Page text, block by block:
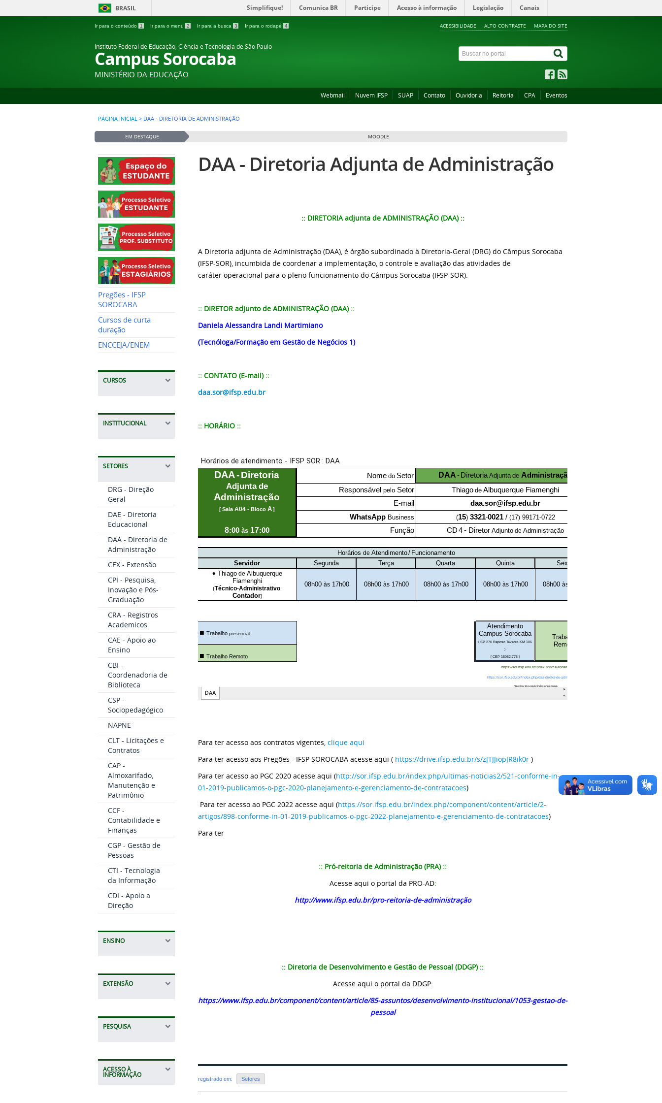
BRASIL Simplifique! Comunica BR Participe Acesso à informação Legislação Canais
Ir para o conteúdo 1 Ir para o menu 2 Ir para a busca 3 Ir para o rodapé 4 ACESSIBILIDADE ALTO CONTRASTE MAPA DO SITE
Instituto Federal de Educação, Ciência e Tecnologia de São Paulo
Campus Sorocaba
MINISTÉRIO DA EDUCAÇÃO
Webmail Nuvem IFSP SUAP Contato Ouvidoria Reitoria CPA Eventos
PÁGINA INICIAL > DAA - DIRETORIA DE ADMINISTRAÇÃO
EM DESTAQUE MOODLE
Pregões - IFSP
SOROCABA
Cursos de curta
duração
ENCCEJA/ENEM
CURSOS
INSTITUCIONAL
SETORES
DRG - Direção
Geral
DAE - Diretoria
Educacional
DAA - Diretoria de
Administração
CEX - Extensão
CPI - Pesquisa,
Inovação e Pós-
Graduação
CRA - Registros
Academicos
CAE - Apoio ao
Ensino
CBI -
Coordenadoria de
Biblioteca
CSP -
Sociopedagógico
NAPNE
CLT - Licitações e
Contratos
CAP -
Almoxarifado,
Manutenção e
Patrimônio
CCF -
Contabilidade e
Finanças
CGP - Gestão de
Pessoas
CTI - Tecnologia
da Informação
CDI - Apoio a
Direção
ENSINO
EXTENSÃO
PESQUISA
ACESSO À
INFORMAÇÃO
DAA - Diretoria Adjunta de Administração
:: DIRETORIA adjunta de ADMINISTRAÇÃO (DAA) ::
A Diretoria adjunta de Administração (DAA), é órgão subordinado à Diretoria-Geral (DRG) do Câmpus Sorocaba
(IFSP-SOR), incumbida de coordenar a implementação, o controle e avaliação das atividades de
caráter operacional para o pleno funcionamento do Câmpus Sorocaba (IFSP-SOR).
:: DIRETOR adjunto de ADMINISTRAÇÃO (DAA)::
Daniela Alessandra Landi Martimiano
(Tecnóloga/Formação em Gestão de Negócios 1)
:: CONTATO (E-mail)::
daa.sor@ifsp.edu.br
:: HORÁRIO ::
Para ter acesso aos contratos vigentes, clique aqui
Para ter acesso aos Pregões - IFSP SOROCABA acesse aqui ( https://drive.ifsp.edu.br/s/zJTJJiopJR8ik0r )
Para ter acesso ao PGC 2020 acesse aqui (http://sor.ifsp.edu.br/index.php/ultimas-noticias2/521-conforme-in-
01-2019-publicamos-o-pgc-2020-planejamento-e-gerenciamento-de-contratacoes)
Para ter acesso ao PGC 2022 acesse aqui (https://sor.ifsp.edu.br/index.php/component/content/article/2-
artigos/898-conforme-in-01-2019-publicamos-o-pgc-2022-planejamento-e-gerenciamento-de-contratacoes)
Para ter
:: Pró-reitoria de Administração (PRA) ::
Acesse aqui o portal da PRO-AD:
http://www.ifsp.edu.br/pro-reitoria-de-administração
:: Diretoria de Desenvolvimento e Gestão de Pessoal (DDGP) ::
Acesse aqui o portal da DDGP:
https://www.ifsp.edu.br/component/content/article/85-assuntos/desenvolvimento-institucional/1053-gestao-de-
pessoal
registrado em: Setores